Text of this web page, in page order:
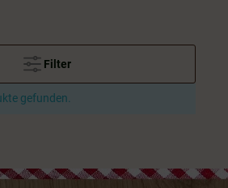
Filter
gefunden.